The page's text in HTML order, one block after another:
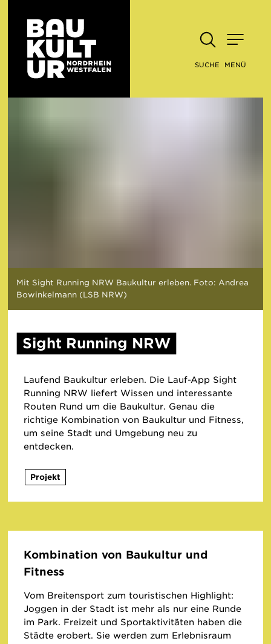
SUCHE MENÜ
Mit Sight Running NRW Baukultur erleben. Foto: Andrea
Bowinkelmann (LSB NRW)
Sight Running NRW
Laufend Baukultur erleben. Die Lauf-App Sight
Running NRW liefert Wissen und interessante
Routen Rund um die Baukultur. Genau die
richtige Kombination von Baukultur und Fitness,
um seine Stadt und Umgebung neu zu
entdecken.
Projekt
Kombination von Baukultur und
Fitness
Vom Breitensport zum touristischen Highlight:
Joggen in der Stadt ist mehr als nur eine Runde
im Park. Freizeit und Sportaktivitäten haben die
Städte erobert. Sie werden zum Erlebnisraum